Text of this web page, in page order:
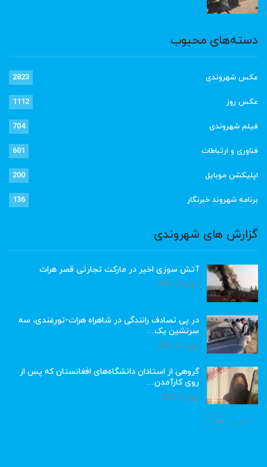
دسته‌های محبوب
عکس شهروندی 2823
عکس روز 1112
فیلم شهروندی 704
فناوری و ارتباطات 601
اپلیکشن موبایل 200
برنامه شهروند خبرنگار 136
گزارش های شهروندی
آتش سوزی اخیر در مارکت تجارتی قصر هرات
ژوئن 22, 2023
در پی تصادف رانندگی در شاهراه هرات-تورغندی، سه
سرنشین یک…
ژوئن 15, 2023
گروهی از استادان دانشگاه‌های افغانستان که پس از
روی کارآمدن…
ژوئن 6, 2023
قبلی بعد